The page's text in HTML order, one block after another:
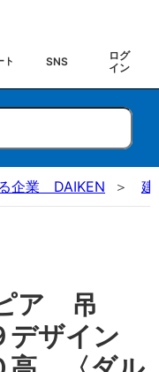
ト SNS
ログ
イン
る企業 DAIKEN 建
ア 吊
ザイン